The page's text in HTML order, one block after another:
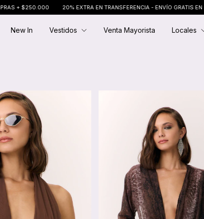
TRANSFERENCIA - ENVÍO GRATIS EN COMPRAS + $250.000 20%
New In Vestidos Venta Mayorista Locales